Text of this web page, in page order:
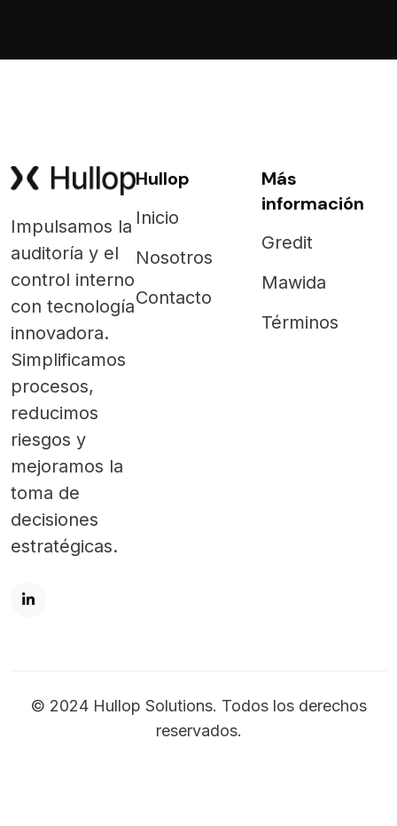
Impulsamos la
auditoría y el
control interno
con tecnología
innovadora.
Simplificamos
procesos,
reducimos
riesgos y
mejoramos la
toma de
decisiones
estratégicas.
Hullop
Inicio
Nosotros
Contacto
Más
información
Gredit
Mawida
Términos
© 2024 Hullop Solutions. Todos los derechos
reservados.